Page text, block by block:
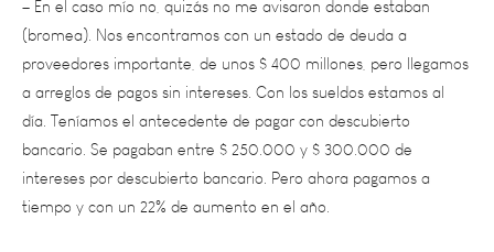
proveedores importante, de unos $ 400 millones, pero llegamos
a arreglos de pagos sin intereses. Con los sueldos estamos al
día. Teníamos el antecedente de pagar con descubierto
bancario. Se pagaban entre $ 250.000 y $ 300.000 de
intereses por descubierto bancario. Pero ahora pagamos a
tiempo y con un 22% de aumento en el año.
-¿Qué opina del PJ? ¿Cómo es su trato con la oposición?